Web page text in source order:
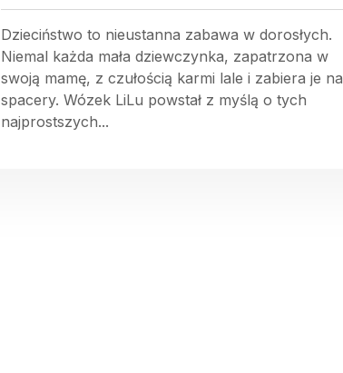
Dzieciństwo to nieustanna zabawa w dorosłych.
Niemal każda mała dziewczynka, zapatrzona w
swoją mamę, z czułością karmi lale i zabiera je na
spacery. Wózek LiLu powstał z myślą o tych
najprostszych...